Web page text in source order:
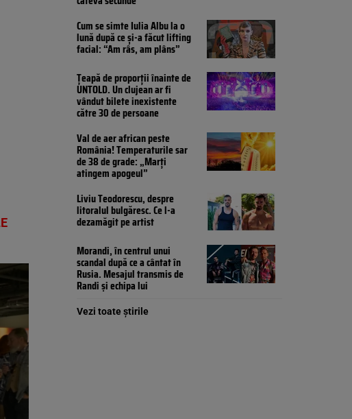
Cum se simte Iulia Albu la o
lună după ce și-a făcut lifting
facial: “Am râs, am plâns”
Țeapă de proporții înainte de
UNTOLD. Un clujean ar fi
vândut bilete inexistente
către 30 de persoane
Val de aer african peste
România! Temperaturile sar
de 38 de grade: „Marți
atingem apogeul”
Liviu Teodorescu, despre
litoralul bulgăresc. Ce l-a
dezamăgit pe artist
Morandi, în centrul unui
scandal după ce a cântat în
Rusia. Mesajul transmis de
Randi și echipa lui
Vezi toate știrile